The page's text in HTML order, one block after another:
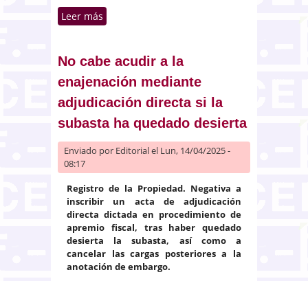
Leer más
No cabe acudir a la
enajenación mediante
adjudicación directa si la
subasta ha quedado desierta
Enviado por Editorialel Lun, 14/04/2025 -
08:17
Registro de la Propiedad. Negativa a
inscribir un acta de adjudicación
directa dictada en procedimiento de
apremio fiscal, tras haber quedado
desierta la subasta, así como a
cancelar las cargas posteriores a la
anotación de embargo.